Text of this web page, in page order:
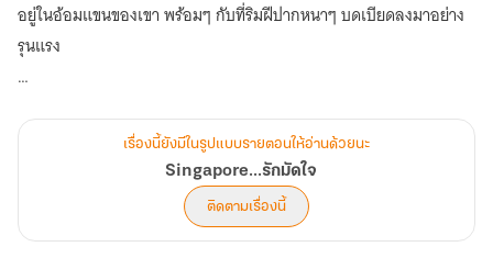
อยู่ในอ้อมแขนของเขา พร้อมๆ กับที่ริมฝีปากหนาๆ บดเบียดลงมาอย่าง
รุนแรง
เขาไม่ฟัง ผลักร่างหล่อนไปจนชิดผนังแล้วตามไปจุมพิตรุกราน มือหนา
เอื้อมตระโบมลูบไล้ตามใจชอบเหมือนจะแกล้งลงโทษให้หล่อนหลาบจำ
เรื่องนี้ยังมีในรูปแบบรายตอนให้อ่านด้วยนะ
Singapore...รักมัดใจ
ติดตามเรื่องนี้